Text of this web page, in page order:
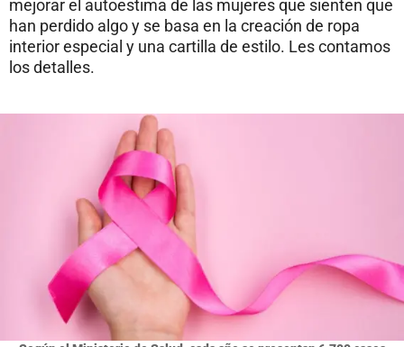
mejorar el autoestima de las mujeres que sienten que
han perdido algo y se basa en la creación de ropa
interior especial y una cartilla de estilo. Les contamos
los detalles.